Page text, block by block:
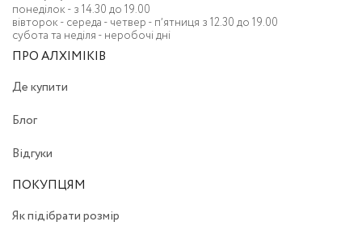
понеділок - з 14.30 до 19.00
вівторок - середа - четвер - пʼятниця з 12.30 до 19.00
субота та неділя - неробочі дні
ПРО АЛХІМІКІВ
Де купити
Блог
Відгуки
ПОКУПЦЯМ
Як підібрати розмір